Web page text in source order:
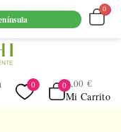
A 69€ EN
Mi Carrito
0,00 €